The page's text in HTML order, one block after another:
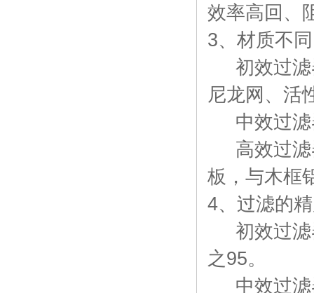
效率高回、
3、材质不同
初效过滤
尼龙网、活
中效过滤
高效过滤
板，与木框
4、过滤的
初效过滤
之95。
中效过滤